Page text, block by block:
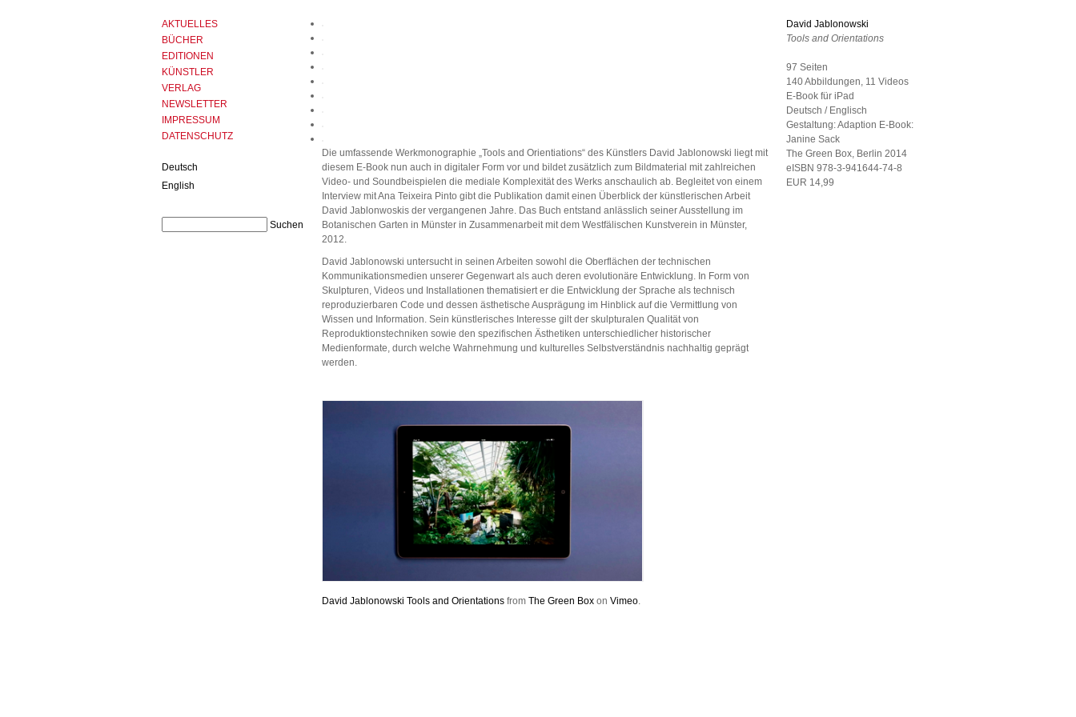
Die umfassende Werkmonographie „Tools and Orientiations“ des Künstlers David Jablonowski liegt mit
diesem E-Book nun auch in digitaler Form vor und bildet zusätzlich zum Bildmaterial mit zahlreichen
Video- und Soundbeispielen die mediale Komplexität des Werks anschaulich ab. Begleitet von einem
Interview mit Ana Teixeira Pinto gibt die Publikation damit einen Überblick der künstlerischen Arbeit
David Jablonwoskis der vergangenen Jahre. Das Buch entstand anlässlich seiner Ausstellung im
Botanischen Garten in Münster in Zusammenarbeit mit dem Westfälischen Kunstverein in Münster,
2012.
David Jablonowski untersucht in seinen Arbeiten sowohl die Oberflächen der technischen
Kommunikationsmedien unserer Gegenwart als auch deren evolutionäre Entwicklung. In Form von
Skulpturen, Videos und Installationen thematisiert er die Entwicklung der Sprache als technisch
reproduzierbaren Code und dessen ästhetische Ausprägung im Hinblick auf die Vermittlung von
Wissen und Information. Sein künstlerisches Interesse gilt der skulpturalen Qualität von
Reproduktionstechniken sowie den spezifischen Ästhetiken unterschiedlicher historischer
Medienformate, durch welche Wahrnehmung und kulturelles Selbstverständnis nachhaltig geprägt
werden.
David Jablonowski Tools and Orientations from The Green Box on Vimeo.
AKTUELLES
BÜCHER
EDITIONEN
KÜNSTLER
VERLAG
NEWSLETTER
IMPRESSUM
DATENSCHUTZ
Deutsch
English
David Jablonowski
Tools and Orientations
97 Seiten
140 Abbildungen, 11 Videos
E-Book für iPad
Deutsch / Englisch
Gestaltung:Adaption E-Book:
Janine Sack
The Green Box, Berlin 2014
eISBN 978-3-941644-74-8
EUR 14,99